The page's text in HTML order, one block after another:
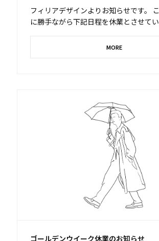
フィリアデザインよりお知らせです。
に勝手ながら下記日程を休業とさせて
MORE
ゴールデンウイーク休業のお知らせ